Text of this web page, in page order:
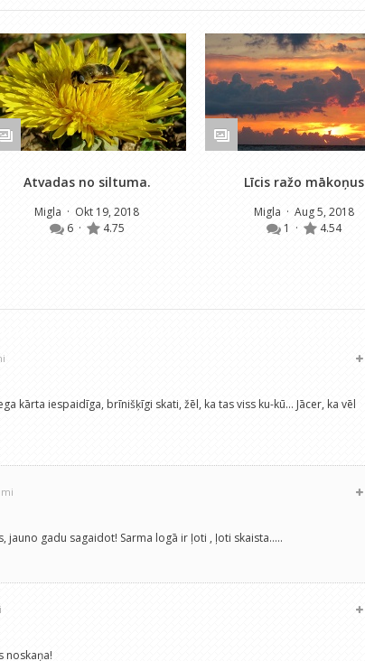
Atvadas no siltuma.
Migla · Okt 19, 2018
6 · 4.75
Līcis ražo mākoņus
Migla · Aug 5, 2018
1 · 4.54
kārta iespaidīga, brīnišķīgi skati, žēl, ka tas viss ku-kū... Jācer, ka vēl
jauno gadu sagaidot! Sarma logā ir ļoti , ļoti skaista.....
noskaņa!